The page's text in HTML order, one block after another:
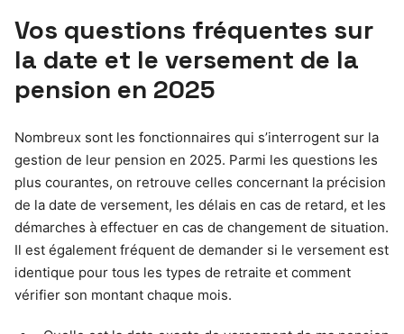
Vos questions fréquentes sur
la date et le versement de la
pension en 2025
Nombreux sont les fonctionnaires qui s’interrogent sur la
gestion de leur pension en 2025. Parmi les questions les
plus courantes, on retrouve celles concernant la précision
de la date de versement, les délais en cas de retard, et les
démarches à effectuer en cas de changement de situation.
Il est également fréquent de demander si le versement est
identique pour tous les types de retraite et comment
vérifier son montant chaque mois.